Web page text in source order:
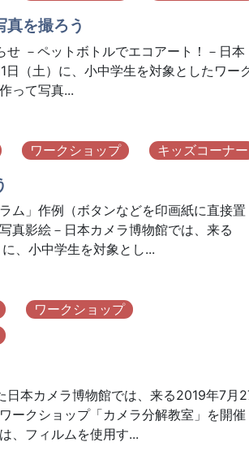
真を撮ろう
－ペットボトルでエコアート！－日本
（土）に、小中学生を対象としたワー
って写真...
ワークショップ キッズコーナー
ム」作例（ボタンなどを印画紙に直接置
真影絵－日本カメラ博物館では、来る
、小中学生を対象とし...
ワークショップ
本カメラ博物館では、来る2019年7月
ークショップ「カメラ分解教室」を開催
、フィルムを使用す...